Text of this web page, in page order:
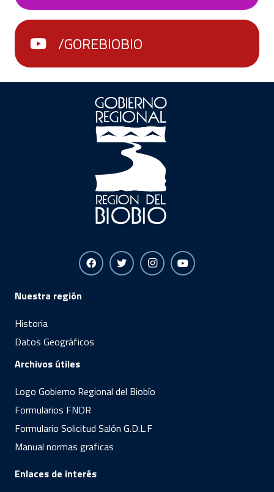
/GOREBIOBIO
Nuestra región
Historia
Datos Geográficos
Archivos útiles
Logo Gobierno Regional del Biobío
Formularios FNDR
Formulario Solicitud Salón G.D.L.F
Manual normas graficas
Enlaces de interés